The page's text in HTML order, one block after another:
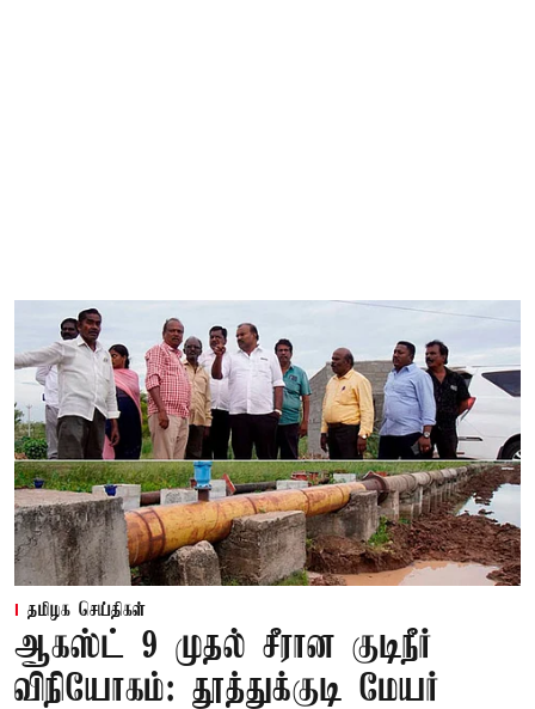
தமிழக செய்திகள்
ஆகஸ்ட் 9 முதல் சீரான குடிநீர்
விநியோகம்: தூத்துக்குடி மேயர்